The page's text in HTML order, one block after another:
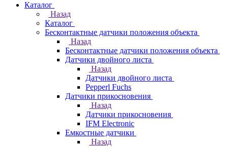
Каталог
Назад
Каталог
Бесконтактные датчики положения объекта
Назад
Бесконтактные датчики положения объекта
Датчики двойного листа
Назад
Датчики двойного листа
Pepperl Fuchs
Датчики прикосновения
Назад
Датчики прикосновения
IFM Electronic
Емкостные датчики
Назад